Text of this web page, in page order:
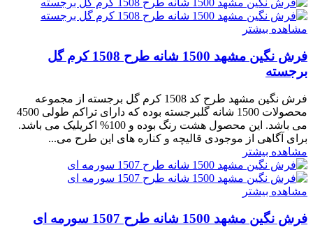
مشاهده بیشتر
فرش نگین مشهد 1500 شانه طرح 1508 کرم گل
برجسته
فرش نگین مشهد طرح کد 1508 کرم گل برجسته از مجموعه
محصولات 1500 شانه گلبرجسته بوده که دارای تراکم طولی 4500
می باشد. این محصول هشت رنگ بوده و 100% اکریلیک می باشد.
برای آگاهی از موجودی قالیچه و کناره های این طرح می...
مشاهده بیشتر
مشاهده بیشتر
فرش نگین مشهد 1500 شانه طرح 1507 سورمه ای